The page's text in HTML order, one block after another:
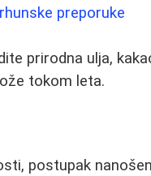
preporuke
prirodna ulja,
tokom leta.
postupak